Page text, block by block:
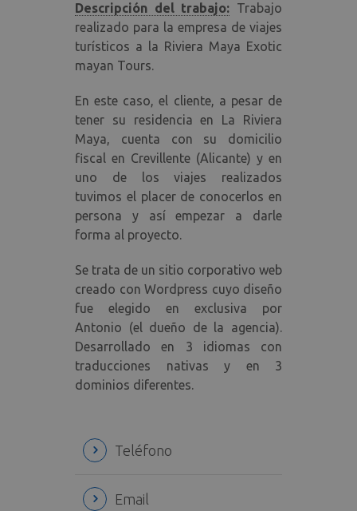
Descripción del trabajo: Trabajo
realizado para la empresa de viajes
turísticos a la Riviera Maya Exotic
mayan Tours.
En este caso, el cliente, a pesar de
tener su residencia en La Riviera
Maya, cuenta con su domicilio
fiscal en Crevillente (Alicante) y en
uno de los viajes realizados
tuvimos el placer de conocerlos en
persona y así empezar a darle
forma al proyecto.
Se trata de un sitio corporativo web
creado con Wordpress cuyo diseño
fue elegido en exclusiva por
Antonio (el dueño de la agencia).
Desarrollado en 3 idiomas con
traducciones nativas y en 3
dominios diferentes.
Teléfono
Email